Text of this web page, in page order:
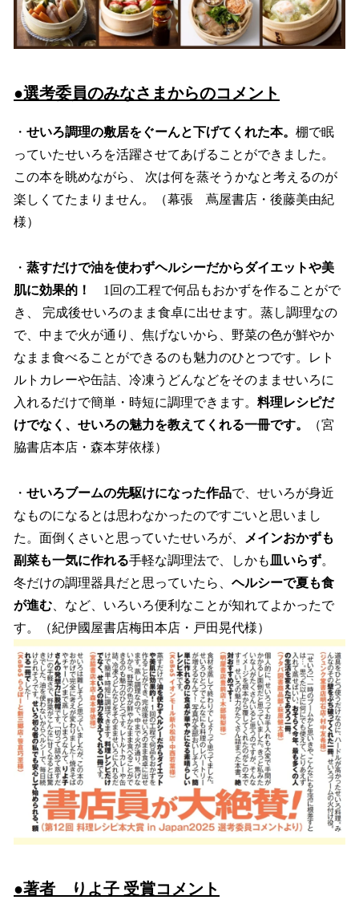
●選考委員のみなさまからのコメント
・ せいろ調理の敷居をぐーんと下げてくれた本。 棚で眠
っていたせいろを活躍させてあげることができました。
この本を眺めながら、 次は何を蒸そうかなと考えるのが
楽しくてたまりません。（幕張 蔦屋書店・後藤美由紀
様）
・ 蒸すだけで油を使わずヘルシーだからダイエットや美
肌に効果的！
1回の工程で何品もおかずを作ることがで
き、 完成後せいろのまま食卓に出せます。蒸し調理なの
で、中まで火が通り、焦げないから、野菜の色が鮮やか
なまま食べることができるのも魅力のひとつです。レト
ルトカレーや缶詰、冷凍うどんなどをそのまませいろに
入れるだけで簡単・時短に調理できます。 料理レシピだ
けでなく、せいろの魅力を教えてくれる一冊です。
（宮
脇書店本店・森本芽依様）
・ せいろブームの先駆けになった作品で、せいろが身近
なものになるとは思わなかったのですごいと思いまし
た。面倒くさいと思っていたせいろが、
メインおかずも
副菜も一気に作れる手軽な調理法で、しかも 皿いらず。
冬だけの調理器具だと思っていたら、 ヘルシーで夏も食
が進む 、など、いろいろ便利なことが知れてよかったで
す。（紀伊國屋書店梅田本店・戸田晃代様）
●著者 りよ子 受賞コメント